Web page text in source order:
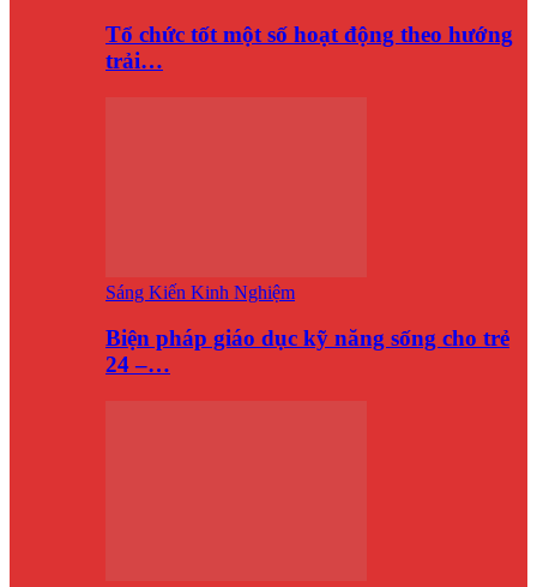
Tổ chức tốt một số hoạt động theo hướng
trải…
Sáng Kiến Kinh Nghiệm
Biện pháp giáo dục kỹ năng sống cho trẻ
24 –…